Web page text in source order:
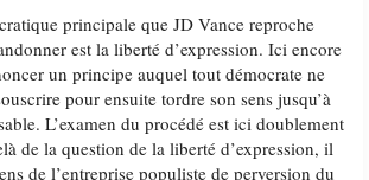
principale que JD Vance reproche
est la liberté d’expression. Ici encore
un principe auquel tout démocrate ne
pour ensuite tordre son sens jusqu’à
L’examen du procédé est ici doublement
de la question de la liberté d’expression, il
de l’entreprise populiste de perversion du